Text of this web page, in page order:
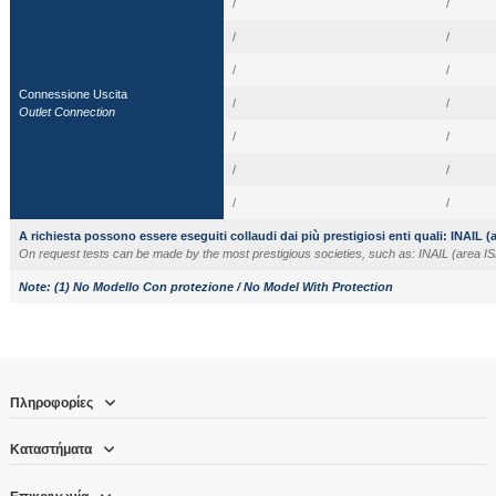
Connessione Uscita
Outlet Connection
/ /
/ /
/ /
/ /
/ /
/ /
/ /
A richiesta possono essere eseguiti collaudi dai più prestigiosi enti quali: INAIL
On request tests can be made by the most prestigious societies, such as: INAIL (area
Note: (1) No Modello Con protezione / No Model With Protection
Πληροφορίες
Καταστήματα